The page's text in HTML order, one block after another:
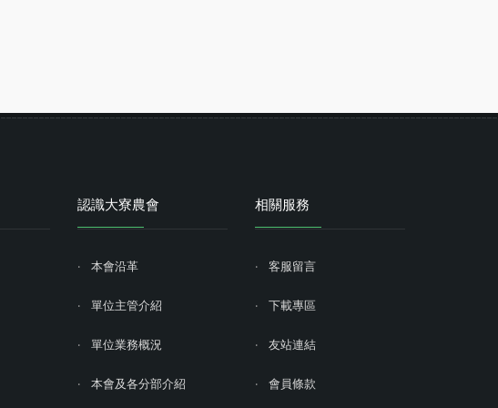
認識大寮農會
本會沿革
單位主管介紹
單位業務概況
本會及各分部介紹
相關服務
客服留言
下載專區
友站連結
會員條款